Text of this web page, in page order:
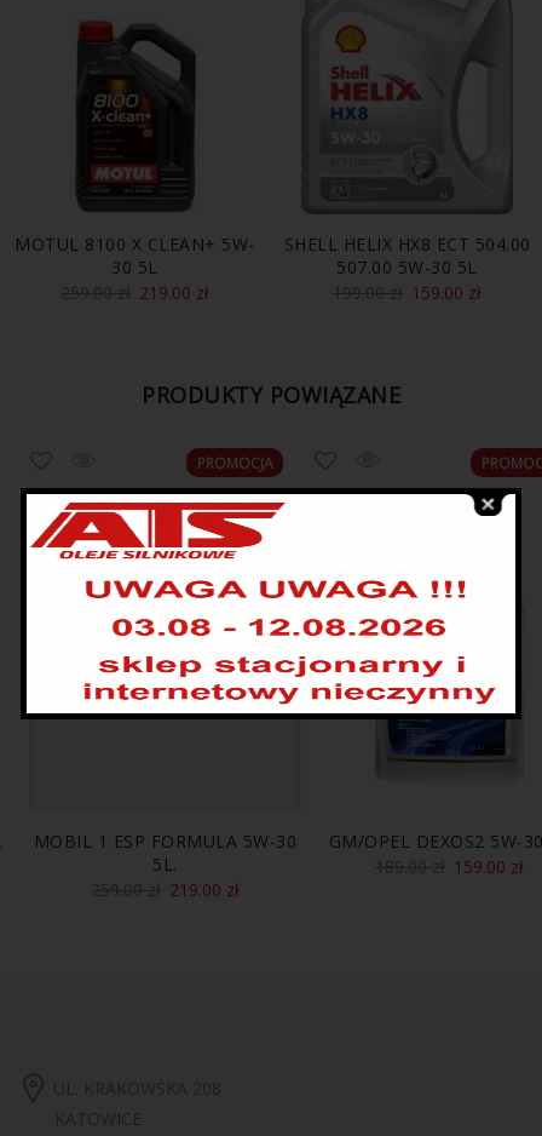
MOTUL 8100 X CLEAN+ 5W-
30 5L
259.00zł 219.00 zł
SHELL HELIX HX8 ECT 504.00
507.00 5W-30 5L
199.00zł 159.00 zł
PRODUKTY POWIĄZANE
PROMOCJA
MOBIL 1 ESP FORMULA 5W-30
5L.
259.00zł 219.00 zł
GM/OPEL DEXOS2 5W-
189.00zł 159.00 zł